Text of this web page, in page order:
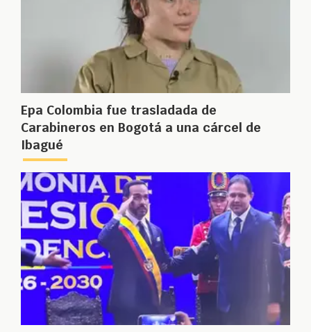
Epa Colombia fue trasladada de
Carabineros en Bogotá a una cárcel de
Ibagué